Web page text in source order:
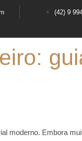
(42) 9
moderno. Embora